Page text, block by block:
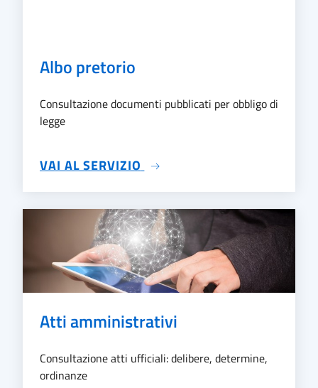
Albo pretorio
Consultazione documenti pubblicati per obbligo di
legge
VAI AL SERVIZIO SU ALBO PRETORIO
Atti amministrativi
Consultazione atti ufficiali: delibere, determine,
ordinanze